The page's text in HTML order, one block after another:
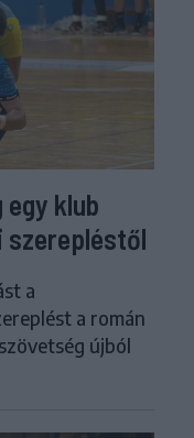
egy klub
szerepléstől
a
a román
újból